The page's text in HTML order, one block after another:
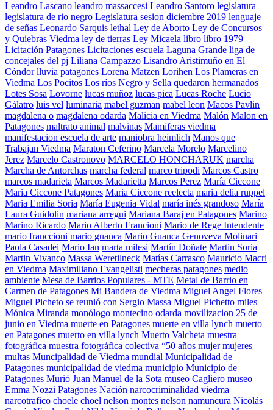
Leandro Lascano leandro massaccesi Leandro Santoro legislatura
legislatura de rio negro Legislatura sesion diciembre 2019 lenguaje
de señas Leonardo Sarquis lethal Ley de Aborto Ley de Concursos
y Quiebras Viedma ley de tierras Ley Micaela libro libro 1979
Licitación Patagones Licitaciones escuela Laguna Grande liga de
concejales del pj Liliana Campazzo Lisandro Aristimuño en El
Cóndor lluvia patagones Lorena Matzen Lorihen Los Plameras en
Viedma Los Pocitos Los ríos Negro y Sella quedaron hermanados
Lotes Sosa Lovorne lucas muñoz lucas pica Lucas Roche Lucio
Gálatro luis vel luminaria mabel guzman mabel leon Macos Pavlin
magdalena o magdalena odarda Malicia en Viedma Malón Malon en
Patagones maltrato animal malvinas Mamiferas viedma
manifestacion escuela de arte maniobra heimlich Manos que
Trabajan Viedma Maraton Ceferino Marcela Morelo Marcelino
Jerez Marcelo Castronovo MARCELO HONCHARUK marcha
Marcha de Antorchas marcha federal marco tripodi Marcos Castro
marcos madarieta Marcos Madarietta Marcos Perez María Ciccone
Maria Ciccone Patagones Maria Ciccone reelecta maria delia ruppel
Maria Emilia Soria María Eugenia Vidal maría inés grandoso María
Laura Guidolin mariana arregui Mariana Baraj en Patagones Marino
Marino Ricardo Mario Alberto Francioni Mario de Rege Intendente
mario franccioni mario guanca Mario Guanca Genoveva Molinari
Paola Casadei Mario Ian marta milesi Martín Doñate Martin Soria
Martin Vivanco Massa Weretilneck Matías Carrasco Mauricio Macri
en Viedma Maximiliano Evangelisti mecheras patagones medio
ambiente Mesa de Barrios Populares - MTE Metal de Barrio en
Carmen de Patagones Mi Bandera de Viedma Miguel Angel Flores
Miguel Picheto se reunió con Sergio Massa Miguel Pichetto miles
Mónica Miranda monólogo montecino odarda movilizacion 25 de
junio en Viedma muerte en Patagones muerte en villa lynch muerto
en Patagones muerto en villa lynch Muerto Valcheta muestra
fotográfica muestra fotográfica colectiva “50 años mujer mujeres
multas Muncipalidad de Viedma mundial Municipalidad de
Patagones municipalidad de viedma municipio Municipio de
Patagones Murió Juan Manuel de la Sota museo Cagliero museo
Emma Nozzi Patagones Nación narcocriminalidad viedma
narcotrafico choele choel nelson montes nelson namuncura Nicolás